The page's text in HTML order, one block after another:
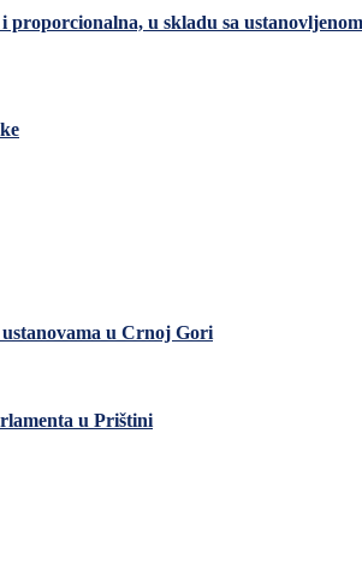
u skladu sa
u Crnoj Gori
u Prištini